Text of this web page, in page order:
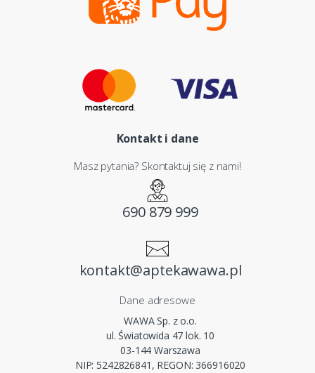
Kontakt i dane
Masz pytania? Skontaktuj się z nami!
690 879 999
kontakt@aptekawawa.pl
Dane adresowe
WAWA Sp. z o.o.
ul. Światowida 47 lok. 10
03-144 Warszawa
NIP: 5242826841, REGON: 366916020